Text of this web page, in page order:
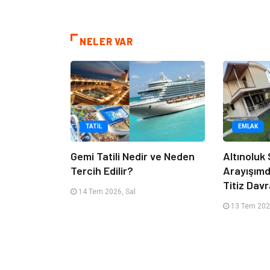
NELER VAR
TATIL
Gemi Tatili Nedir ve Neden
Tercih Edilir?
14 Tem 2026, Sal
EMLAK
Altınoluk
Titiz
13 Tem